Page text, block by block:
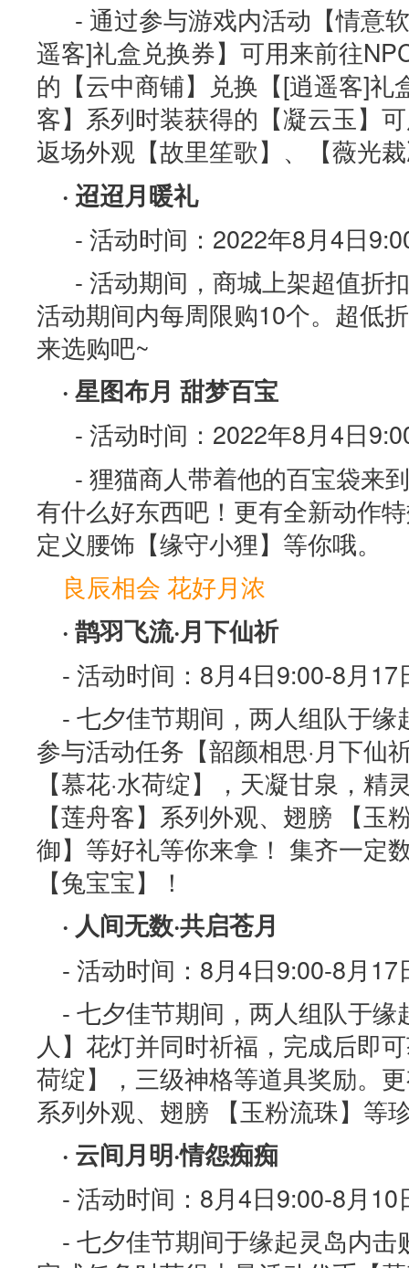
- 通过参与游戏内活动【情意
遥客]礼盒兑换券】可用来前往
的【云中商铺】兑换【[逍遥客]礼
客】系列时装获得的【凝云玉】
返场外观【故里笙歌】、【薇光
· 迢迢月暖礼
- 活动时间：2022年8月4日
- 活动期间，商城上架超值折
活动期间内每周限购10个。超低
来选购吧~
· 星图布月 甜梦百宝
- 活动时间：2022年8月4日
- 狸猫商人带着他的百宝袋来
有什么好东西吧！更有全新动作
定义腰饰【缘守小狸】等你哦。
良辰相会 花好月浓
· 鹊羽飞流·月下仙祈
- 活动时间：8月4日9:00-8月17
- 七夕佳节期间，两人组队于
参与活动任务【韶颜相思·月下仙
【慕花·水荷绽】，天凝甘泉，
【莲舟客】系列外观、翅膀 【玉
御】等好礼等你来拿！ 集齐一定
【兔宝宝】！
· 人间无数·共启苍月
- 活动时间：8月4日9:00-8月17
- 七夕佳节期间，两人组队于
人】花灯并同时祈福，完成后即
荷绽】，三级神格等道具奖励。
系列外观、翅膀 【玉粉流珠】等
· 云间月明·情怨痴痴
- 活动时间：8月4日9:00-8月10
- 七夕佳节期间于缘起灵岛内击